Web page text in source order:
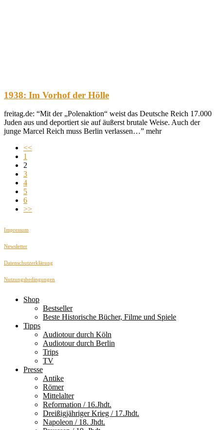
1938: Im Vorhof der Hölle
freitag.de: “Mit der „Polenaktion“ weist das Deutsche Reich 17.000
Juden aus und deportiert sie auf äußerst brutale Weise. Auch der
junge Marcel Reich muss Berlin verlassen…” mehr
<<
1
2
3
4
5
6
>>
Impressum
Newsletter
Datenschutzerklärung
Nutzungsbedingungen
Shop
Bestseller
Beste Historische Bücher, Filme und Spiele
Tipps
Audiotour durch Köln
Audiotour durch Berlin
Trips
TV
Presse
Antike
Römer
Mittelalter
Reformation / 16.Jhdt.
Dreißigjähriger Krieg / 17.Jhdt.
Napoleon / 18. Jhdt.